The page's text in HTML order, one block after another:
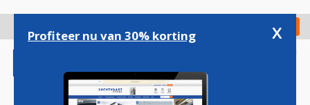
gaan
Check in
Profiteer nu van 30% korting x